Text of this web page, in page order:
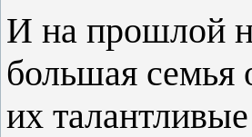
И на прошлой
большая семья
их